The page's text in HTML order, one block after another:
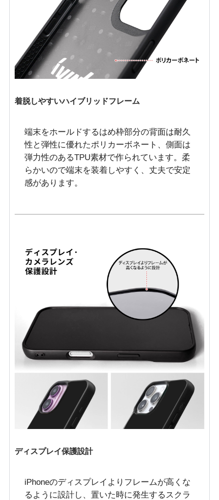
着脱しやすいハイブリッドフレーム
端末をホールドするはめ枠部分の背面は耐久
性と弾性に優れたポリカーボネート、側面は
弾力性のあるTPU素材で作られています。柔
らかいので端末を装着しやすく、丈夫で安定
感があります。
ディスプレイ保護設計
iPhoneのディスプレイよりフレームが高くな
るように設計し、置いた時に発生するスクラ